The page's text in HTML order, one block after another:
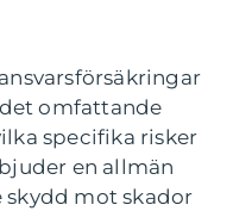
omfattande
specifika risker
en allmän
skydd mot skador